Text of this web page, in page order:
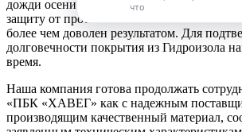
дожди осени 2018 года убедительно
защиту от протечек. Заказчик-частный
более чем доволен результатом. Для
долговечности покрытия из Гидроизола
время.
Наша компания готова продолжать
«ПБК «ХАВЕГ» как с надежным
производящим качественный материал,
что